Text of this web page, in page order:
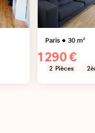
Paris 30m²
1 290 €
2 Pièces